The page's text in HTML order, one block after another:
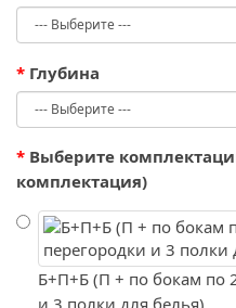
Глубина
Выберите
комплектация)
Б+П+Б (П + по бокам по
и 3 полки для белья)